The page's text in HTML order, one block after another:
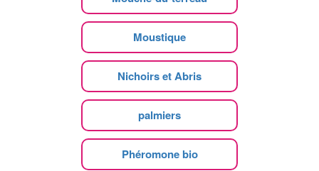
Moustique
Nichoirs et Abris
palmiers
Phéromone bio